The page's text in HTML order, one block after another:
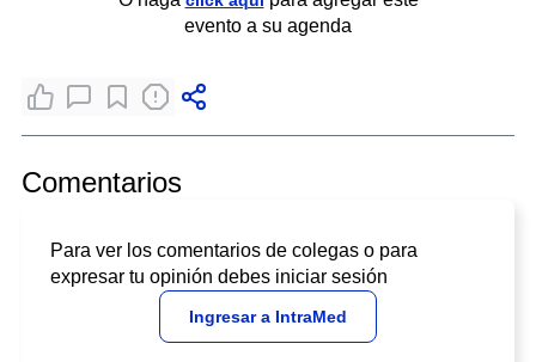
evento a su agenda
Comentarios
Para ver los comentarios de colegas o para
expresar tu opinión debes iniciar sesión
Ingresar a IntraMed